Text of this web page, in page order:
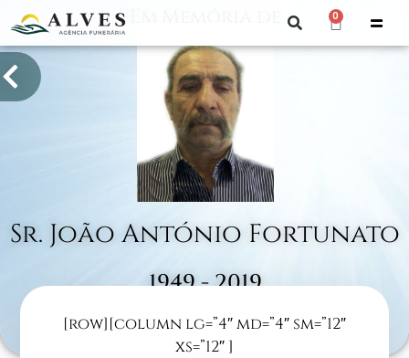
0
Sr. João António Fortunato
1949 - 2019
Lajeosa
[row][column lg=”4″ md=”4″ sm=”12″
xs=”12″ ]